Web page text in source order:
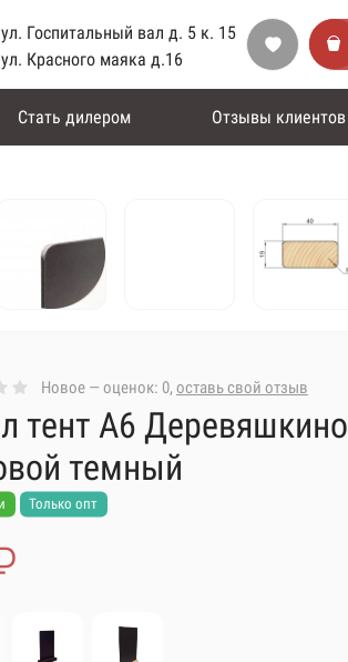
Госпитальный вал д. 5 к. 15
Красного маяка д.16
Стать дилером Отзывы клиентов
Новое — оценок: 0, оставь свой отзыв
тент А6 Деревяшкино
темный
Только опт